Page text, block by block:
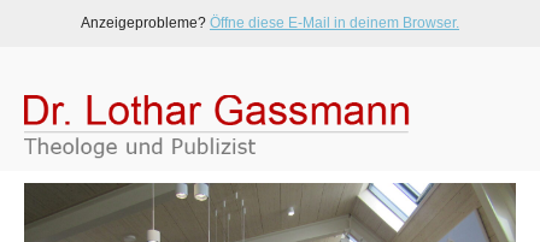
Anzeigeprobleme? Öffne diese E-Mail in deinem Browser.